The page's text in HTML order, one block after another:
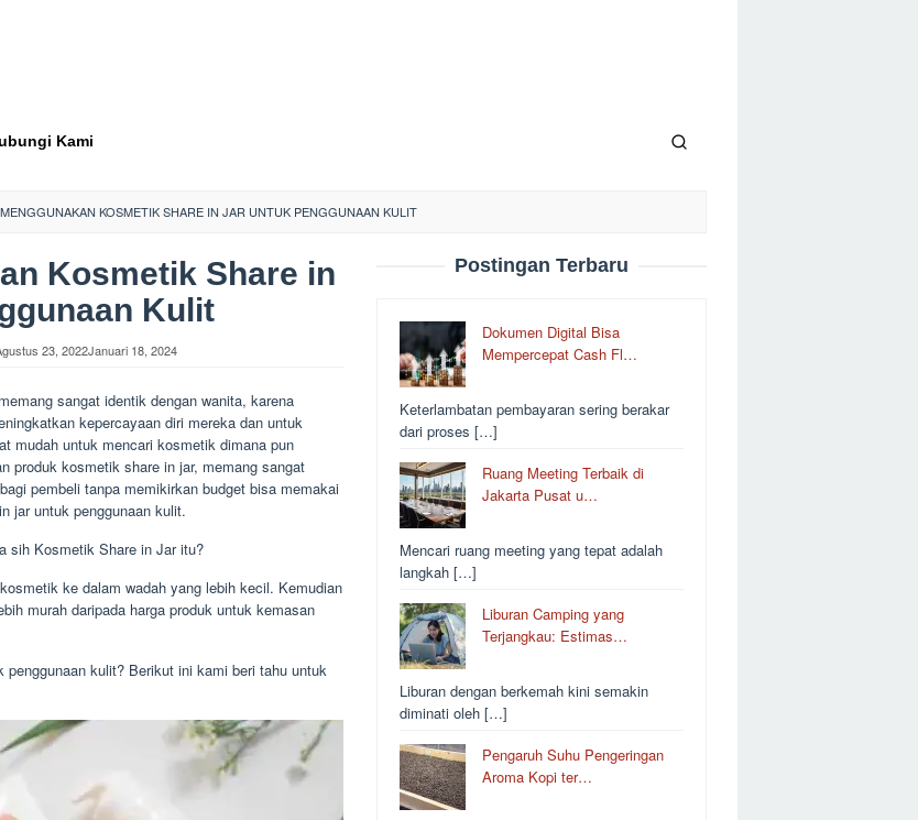
Kami
KOSMETIK SHARE IN JAR UNTUK PENGGUNAAN KULIT
Kosmetik Share in
Kulit
23, 2022Januari 18, 2024
sangat identik dengan wanita, karena
kepercayaan diri mereka dan untuk
mudah untuk mencari kosmetik dimana pun
produk kosmetik share in jar, memang sangat
pembeli tanpa memikirkan budget bisa memakai
jar untuk penggunaan kulit.
sih Kosmetik Share in Jar itu?
ke dalam wadah yang lebih kecil. Kemudian
murah daripada harga produk untuk kemasan
kulit? Berikut ini kami beri tahu untuk
Postingan Terbaru
Dokumen Digital Bisa
Mempercepat Cash Fl…
Keterlambatan pembayaran sering berakar
dari proses […]
Ruang Meeting Terbaik di
Jakarta Pusat u…
Mencari ruang meeting yang tepat adalah
langkah […]
Liburan Camping yang
Terjangkau: Estimas…
Liburan dengan berkemah kini semakin
diminati oleh […]
Pengaruh Suhu Pengeringan
Aroma Kopi ter…